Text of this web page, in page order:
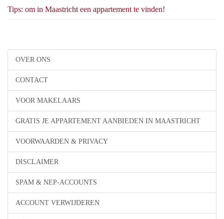
OVER ONS
CONTACT
VOOR MAKELAARS
GRATIS JE APPARTEMENT AANBIEDEN IN MAASTRICHT
VOORWAARDEN & PRIVACY
DISCLAIMER
SPAM & NEP-ACCOUNTS
ACCOUNT VERWIJDEREN
Tips: om in Maastricht een appartement te vinden!